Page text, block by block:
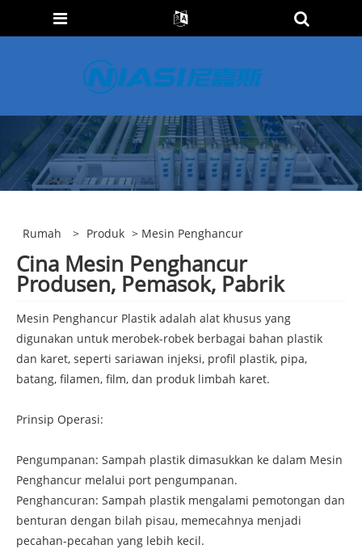
Rumah > Produk > Mesin Penghancur
Cina Mesin Penghancur
Produsen, Pemasok, Pabrik
Mesin Penghancur Plastik adalah alat khusus yang
digunakan untuk merobek-robek berbagai bahan plastik
dan karet, seperti sariawan injeksi, profil plastik, pipa,
batang, filamen, film, dan produk limbah karet.
Prinsip Operasi:
Pengumpanan: Sampah plastik dimasukkan ke dalam Mesin
Penghancur melalui port pengumpanan.
Penghancuran: Sampah plastik mengalami pemotongan dan
benturan dengan bilah pisau, memecahnya menjadi
pecahan-pecahan yang lebih kecil.